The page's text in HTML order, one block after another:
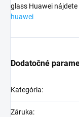
glass Huawei nájdete
huawei
Dodatočné
Kategória:
Záruka: